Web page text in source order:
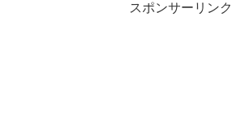
スポンサーリンク